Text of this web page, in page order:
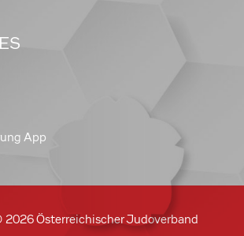
App
Österreichischer Judoverband